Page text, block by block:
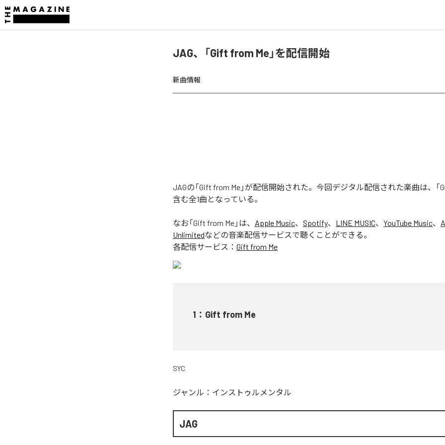
JAG、「Gift from Me」を配信開始
新曲情報
JAGの「Gift from Me」が配信開始された。今回デジタル配信された楽曲は、「
含む全1曲となっている。
なお「Gift from Me 」は、 Apple Music、 Spotify、 LINE MUSIC、 YouTube Music、
Unlimitedなどの音楽配信サービスで聴くことができる。
各配信サービス： Gift from Me
1 ： Gift from Me
SYC
ジャンル： インストゥルメンタル
JAG